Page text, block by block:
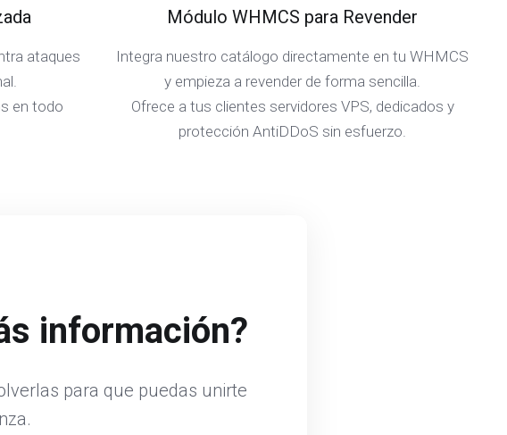
ataques
en todo
Módulo WHMCS para Revender
Integra nuestro catálogo directamente en tu WHMCS
y empieza a revender de forma sencilla.
Ofrece a tus clientes servidores VPS, dedicados y
protección AntiDDoS sin esfuerzo.
información?
para que puedas unirte